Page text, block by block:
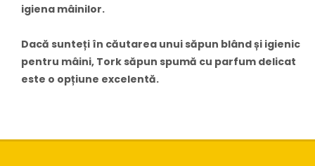
igiena mâinilor.
Dacă sunteți în căutarea unui săpun blând și igienic
pentru mâini, Tork săpun spumă cu parfum delicat
este o opțiune excelentă.